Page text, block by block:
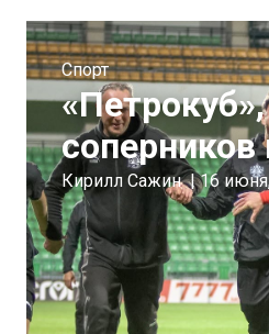
Спорт
соперников
Кирилл Сажин | 16